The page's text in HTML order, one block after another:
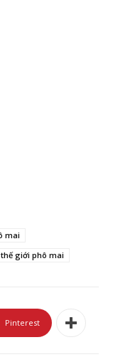
mai
thế giới phô mai
Pinterest